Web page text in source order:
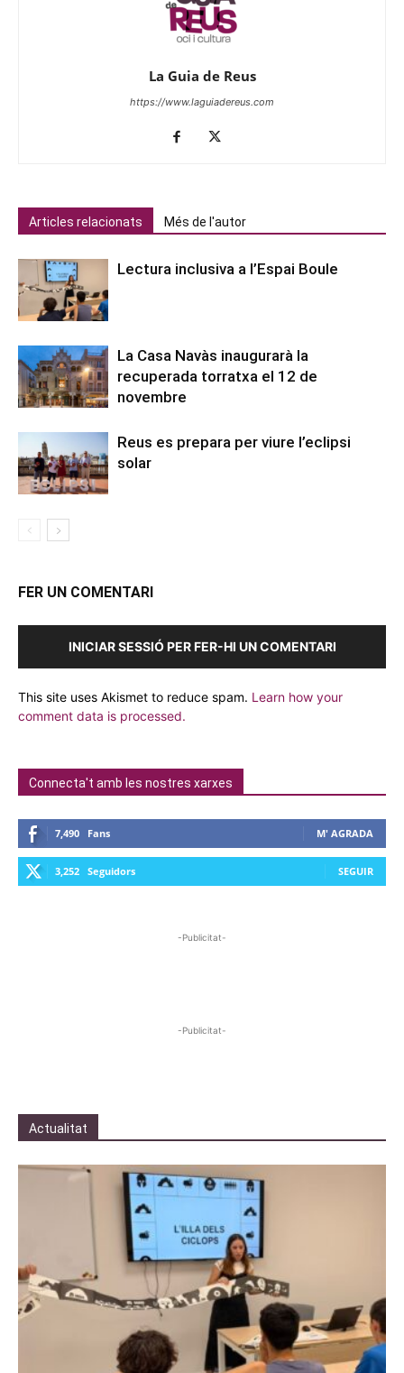
La Guia de Reus
https://www.laguiadereus.com
Articles relacionats Més de l'autor
Lectura inclusiva a l’Espai Boule
La Casa Navàs inaugurarà la
recuperada torratxa el 12 de
novembre
Reus es prepara per viure l’eclipsi
solar
FER UN COMENTARI
INICIAR SESSIÓ PER FER-HI UN COMENTARI
This site uses Akismet to reduce spam. Learn how your
comment data is processed.
Connecta't amb les nostres xarxes
7,490 Fans M' AGRADA
3,252 Seguidors SEGUIR
-Publicitat-
-Publicitat-
Actualitat